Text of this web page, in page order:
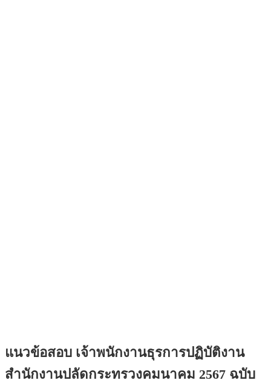
แนวข้อสอบ เจ้าพนักงานธุรการปฏิบัติงาน
สำนักงานปลัดกระทรวงคมนาคม 2567 ฉบับ